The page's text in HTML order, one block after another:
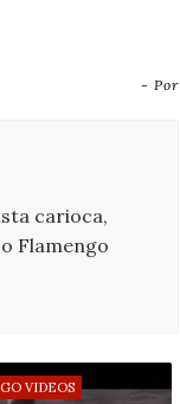
- Por
carioca,
Flamengo
VIDEOS